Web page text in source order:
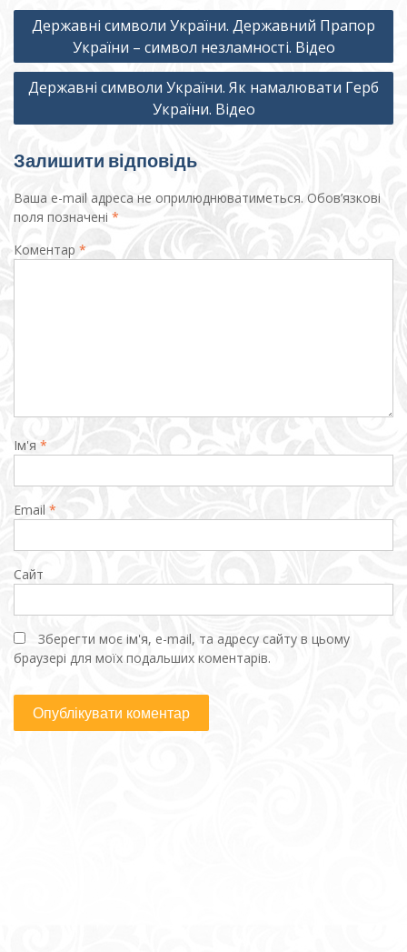
Навігація
записів
Державні символи України. Державний Прапор
України – символ незламності. Відео
Державні символи України. Як намалювати Герб
України. Відео
Залишити відповідь
Ваша e-mail адреса не оприлюднюватиметься. Обов’язкові
поля позначені *
Коментар *
Ім'я *
Email *
Сайт
Зберегти моє ім'я, e-mail, та адресу сайту в цьому
браузері для моїх подальших коментарів.